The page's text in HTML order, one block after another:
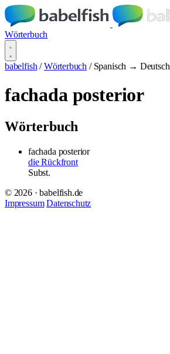
Wörterbuch
babelfish / Wörterbuch / Spanisch → Deutsch
fachada posterior
Wörterbuch
fachada posterior
die Rückfront
Subst.
© 2026 · babelfish.de
Impressum Datenschutz